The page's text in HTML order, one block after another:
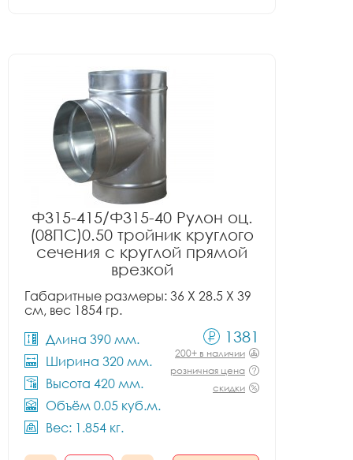
Ф315-415/Ф315-40 Рулон оц.
(08ПС)0.50 тройник круглого
сечения с круглой прямой
врезкой
Габаритные размеры: 36 X 28.5 X 39
см, вес 1854 гр.
Длина 390 мм.
Ширина 320 мм.
Высота 420 мм.
Объём 0.05 куб.м.
Вес: 1.854 кг.
1381
200+ в наличии
розничная цена
скидки